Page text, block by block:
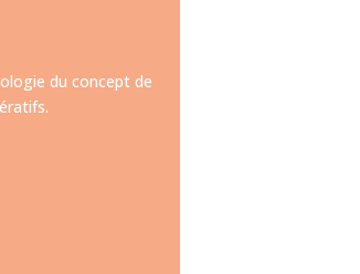
du concept de